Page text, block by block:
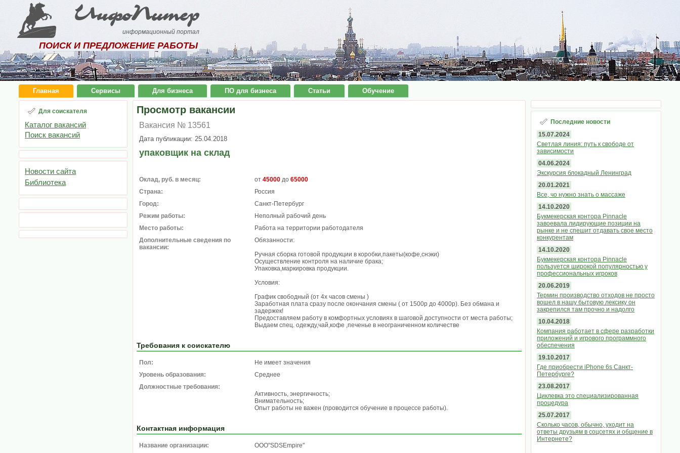
ИнфоПитер
информационный портал
ПОИСК И ПРЕДЛОЖЕНИЕ РАБОТЫ
Главная Сервисы Для бизнеса ПО для бизнеса Статьи Обучение
Для соискателя
Каталог вакансий
Поиск вакансий
Новости сайта
Библиотека
Просмотр вакансии
Вакансия № 13561
Дата публикации: 25.04.2018
упаковщик на склад
Оклад, руб. в месяц: от 45000 до 65000
Страна:
Россия
Город:
Санкт-Петербург
Режим работы:
Неполный рабочий день
Место работы:
Работа на территории работодателя
Дополнительные сведения по
вакансии:
Обязанности:
Ручная сборка готовой продукции в коробки,пакеты(кофе,снэки)
Осуществление контроля на наличие брака;
Упаковка,маркировка продукции.
Условия:
График свободный (от 4х часов смены )
Заработная плата сразу после окончания смены ( от 1500р до 4000р). Без обмана и
задержек!
Предоставляем работу в комфортных условиях в шаговой доступности от места работы;
Выдаем спец. одежду,чай,кофе ,печенье в неограниченном количестве
Требования к соискателю
Пол:
Не имеет значения
Уровень образования:
Среднее
Должностные требования:
Активность, энергичность;
Внимательность;
Опыт работы не важен (проводится обучение в процессе работы).
Контактная информация
Название организации: OOO"SDSEmpire"
Последние новости
15.07.2024
Светлая линия: путь к свободе от
зависимости
04.06.2024
Экскурсия блокадный Ленинград
20.01.2021
Все, чо нужно знать о массаже
14.10.2020
Букмекерская контора Pinnacle
завоевала лидирующие позиции на
рынке и не спешит отдавать свое место
конкурентам
14.10.2020
Букмекерская контора Pinnacle
пользуется широкой популярностью у
профессиональных игроков
20.06.2019
Термин производство отходов не просто
вошел в нашу бытовую лексику он
закрепился там прочно и надолго
10.04.2018
Компания работает в сфере разработки
приложений и игрового программного
обеспечения
19.10.2017
Где приобрести iPhone 6s Санкт-
Петербурге?
23.08.2017
Циклевка это специализированная
процедура
25.07.2017
Сколько часов, обычно, уходит на
ответы друзьям в соцсетях и общение в
Интернете?